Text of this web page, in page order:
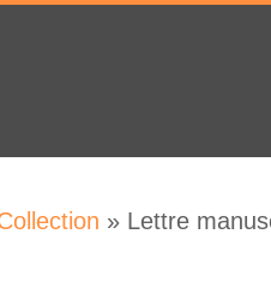
» Lettre